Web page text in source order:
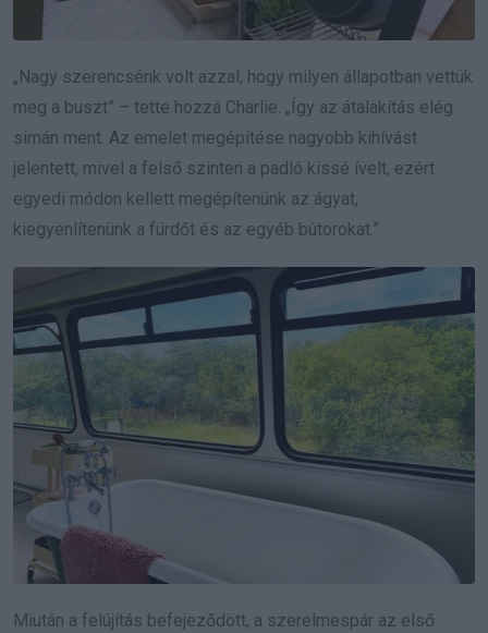
„Nagy szerencsénk volt azzal, hogy milyen állapotban vettük
meg a buszt” – tette hozzá Charlie. „Így az átalakítás elég
simán ment. Az emelet megépítése nagyobb kihívást
jelentett, mivel a felső szinten a padló kissé ívelt, ezért
egyedi módon kellett megépítenünk az ágyat,
kiegyenlítenünk a fürdőt és az egyéb bútorokat.”
Miután a felújítás befejeződött, a szerelmespár az első